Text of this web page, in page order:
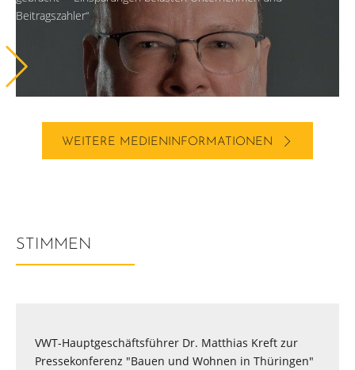
Beitragszahler“
WEITERE MEDIENINFORMATIONEN
STIMMEN
VWT-Hauptgeschäftsführer Dr. Matthias Kreft zur
Pressekonferenz "Bauen und Wohnen in Thüringen"